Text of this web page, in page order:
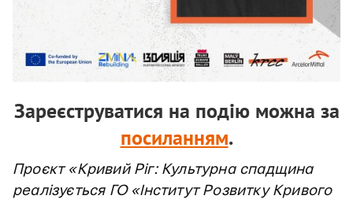
Зареєструватися на подію можна за
посиланням.
Проєкт «Кривий Ріг: Культурна спадщина
реалізується ГО «Інститут Розвитку Кривого